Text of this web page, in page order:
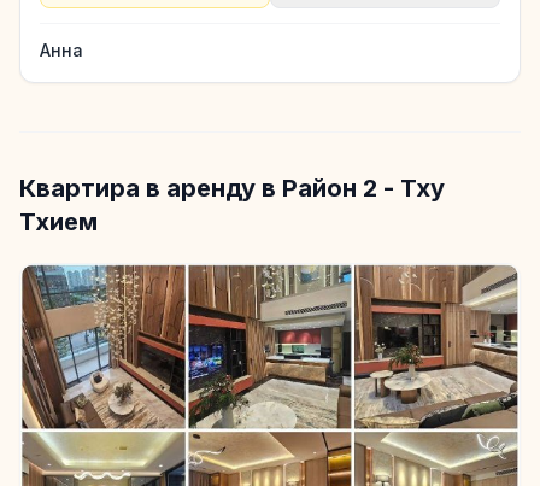
Анна
Квартира в аренду в Район 2 - Тху
Тхием